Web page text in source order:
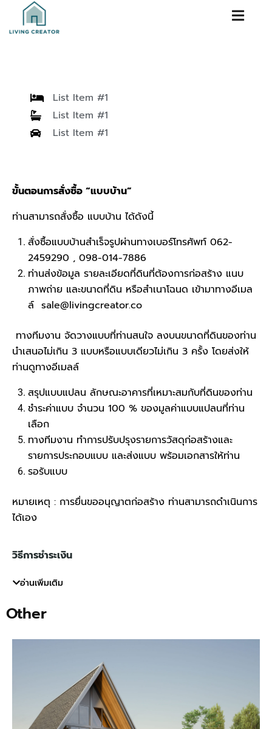
List Item #1
List Item #1
List Item #1
ขั้นตอนการสั่งซื้อ “แบบบ้าน”
ท่านสามารถสั่งซื้อ แบบบ้าน ได้ดังนี้
สั่งซื้อแบบบ้านสำเร็จรูปผ่านทางเบอร์โทรศัพท์ 062-
2459290 , 098-014-7886
ท่านส่งข้อมูล รายละเอียดที่ดินที่ต้องการก่อสร้าง แนบ
ภาพถ่าย และขนาดที่ดิน หรือสำเนาโฉนด เข้ามาทางอีเมล
ล์ sale@livingcreator.co
ทางทีมงาน จัดวางแบบที่ท่านสนใจ ลงบนขนาดที่ดินของท่าน
นำเสนอไม่เกิน 3 แบบหรือแบบเดียวไม่เกิน 3 ครั้ง โดยส่งให้
ท่านดูทางอีเมลล์
สรุปแบบแปลน ลักษณะอาคารที่เหมาะสมกับที่ดินของท่าน
ชำระค่าแบบ จำนวน 100 % ของมูลค่าแบบแปลนที่ท่าน
เลือก
ทางทีมงาน ทำการปรับปรุงรายการวัสดุก่อสร้างและ
รายการประกอบแบบ และส่งแบบ พร้อมเอกสารให้ท่าน
รอรับแบบ
หมายเหตุ : การยื่นขออนุญาตก่อสร้าง ท่านสามารถดำเนินการ
ได้เอง
วิธีการชำระเงิน
โอนเงินเข้า บัญชี บจ. ลิฟวิ่ง ครีเอเตอร์ เลขที่ 246-224381-
ทรัพย์ จากนั้นแจ้งมาทางเบอร์โทรศัพท์ และอีเมลล์ข้างต้น โดย
แบบบ้านสำเร็จรูป
เอกสารที่ใช้ในการขออนุญาตปลูกสร้างอาคารที่จะได้รับ
1.แบบพิมพ์เขียวจำนวน 3 ชุด (ขนาด A3)
2.รายการคำนวณโครงสร้าง 1 ชุด
อ่านเพิ่มเติม
Other